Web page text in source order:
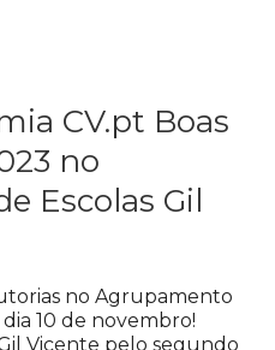
CV.pt Boas
no
Escolas Gil
no Agrupamento
10 de novembro!
Vicente pelo segundo